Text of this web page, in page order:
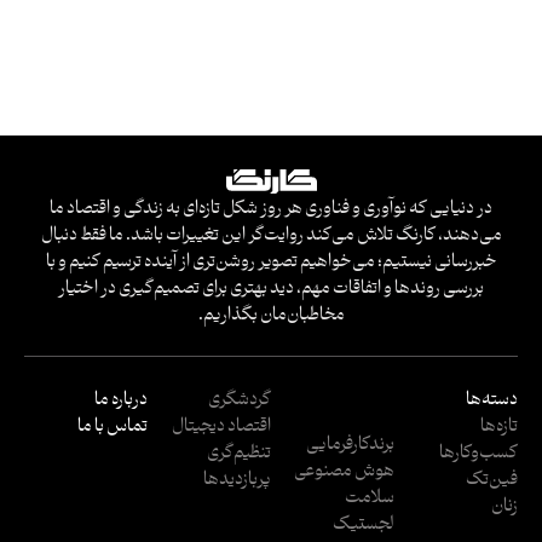
در دنیایی که نوآوری و فناوری هر روز شکل تازه‌ای به زندگی و اقتصاد ما
می‌دهند، کارنگ تلاش می‌کند روایت‌گر این تغییرات باشد. ما فقط دنبال
خبررسانی نیستیم؛ می‌خواهیم تصویر روشن‌تری از آینده ترسیم کنیم و با
بررسی روندها و اتفاقات مهم، دید بهتری برای تصمیم‌گیری در اختیار
مخاطبان‌مان بگذاریم.
دسته‌ها
تازه‌ها
کسب‌وکار‌ها
فین‌تک
زنان
برندکارفرمایی
هوش مصنوعی
سلامت
لجستیک
گردشگری
اقتصاد دیجیتال
تنظیم‌گری
پربازدید‌ها
درباره ما
تماس با ما